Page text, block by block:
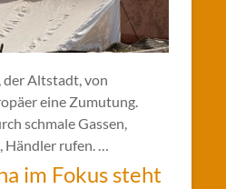
Altstadt, von
eine Zumutung.
schmale Gassen,
Händler rufen. …
im Fokus steht